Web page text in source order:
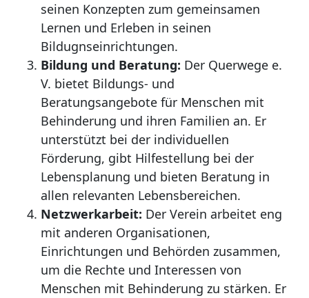
seinen Konzepten zum gemeinsamen
Lernen und Erleben in seinen
Bildugnseinrichtungen.
Bildung und Beratung: Der Querwege e.
V. bietet Bildungs- und
Beratungsangebote für Menschen mit
Behinderung und ihren Familien an. Er
unterstützt bei der individuellen
Förderung, gibt Hilfestellung bei der
Lebensplanung und bieten Beratung in
allen relevanten Lebensbereichen.
Netzwerkarbeit: Der Verein arbeitet eng
mit anderen Organisationen,
Einrichtungen und Behörden zusammen,
um die Rechte und Interessen von
Menschen mit Behinderung zu stärken. Er